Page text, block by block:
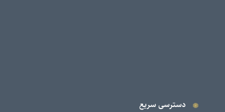
دسترسی سریع